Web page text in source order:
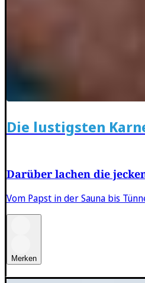
Die lustigsten
Darüber lachen die
Vom Papst in der Sauna bis
Merken